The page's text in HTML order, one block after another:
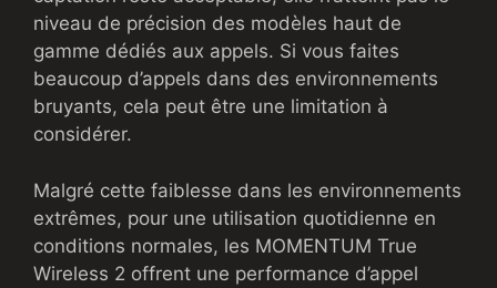
niveau de précision des modèles haut de
gamme dédiés aux appels. Si vous faites
beaucoup d’appels dans des environnements
bruyants, cela peut être une limitation à
considérer.
Malgré cette faiblesse dans les environnements
extrêmes, pour une utilisation quotidienne en
conditions normales, les MOMENTUM True
Wireless 2 offrent une performance d’appel